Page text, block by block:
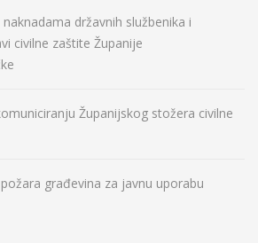
državnih službenika i
civilne zaštite Županije
Županijskog stožera civilne
građevina za javnu uporabu